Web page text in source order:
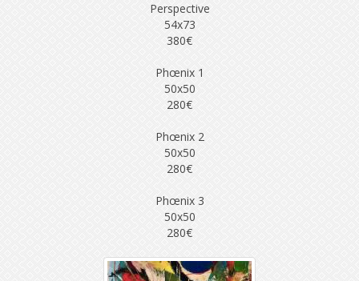
Perspective
54x73
380€
Phœnix 1
50x50
280€
Phœnix 2
50x50
280€
Phœnix 3
50x50
280€